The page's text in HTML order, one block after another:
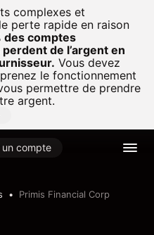
complexes et
perte rapide en raison
des comptes
de l’argent en
Vous devez
le fonctionnement
permettre de prendre
argent.
un compte
Primis Financial Corp